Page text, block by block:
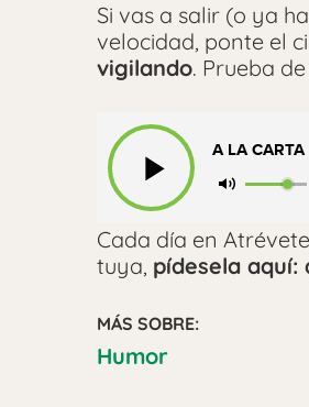
Si vas a salir (o ya
velocidad, ponte el
vigilando. Prueba
A LA CARTA
Cada día en
tuya, pídesela aquí:
MÁS SOBRE:
Humor